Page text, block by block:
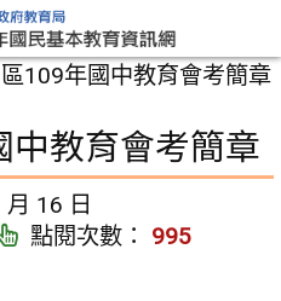
109年國中教育會考簡章
中教育會考簡章
16 日
點閱次數： 995